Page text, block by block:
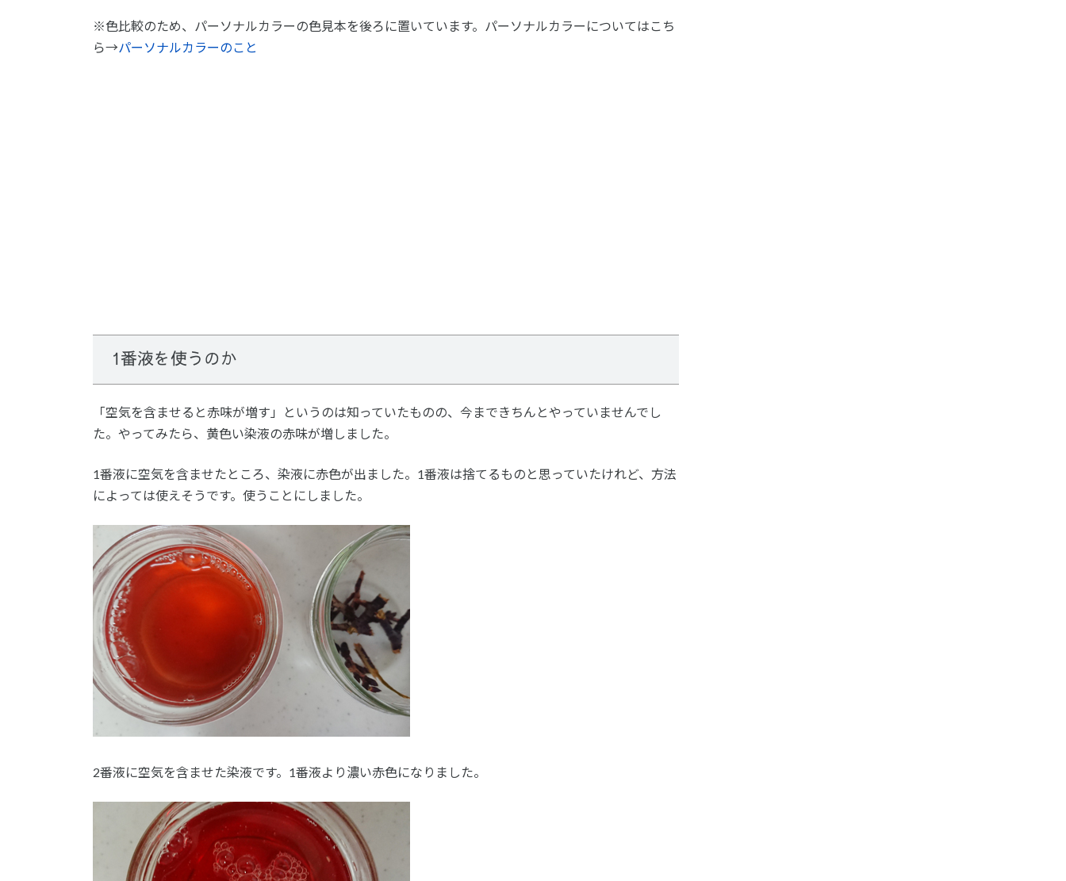
※色比較のため、パーソナルカラーの色見本を後ろに置いています。パーソナルカラーについてはこち
ら→パーソナルカラーのこと
1番液を使うのか
「空気を含ませると赤味が増す」というのは知っていたものの、今まできちんとやっていませんでし
た。やってみたら、黄色い染液の赤味が増しました。
1番液に空気を含ませたところ、染液に赤色が出ました。1番液は捨てるものと思っていたけれど、方法
によっては使えそうです。使うことにしました。
2番液に空気を含ませた染液です。1番液より濃い赤色になりました。